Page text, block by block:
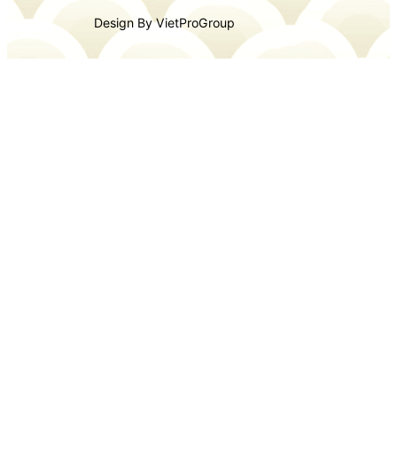
Design By VietProGroup